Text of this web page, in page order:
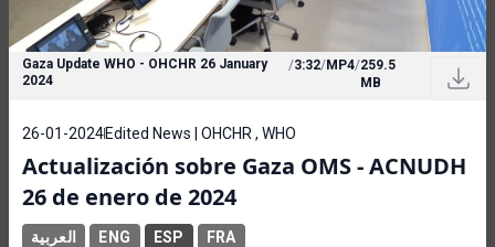
Gaza Update WHO - OHCHR 26 January
2024
/3:32/MP4/259.5
MB
26-01-2024Edited News | OHCHR , WHO
Actualización sobre Gaza OMS - ACNUDH
26 de enero de 2024
العربية ENG ESP FRA